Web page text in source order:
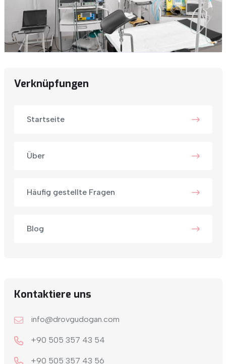
Verknüpfungen
Startseite
Über
Häufig gestellte Fragen
Blog
Kontaktiere uns
info@drovgudogan.com
+90 505 357 43 54
+9‎0 505 357 43 56